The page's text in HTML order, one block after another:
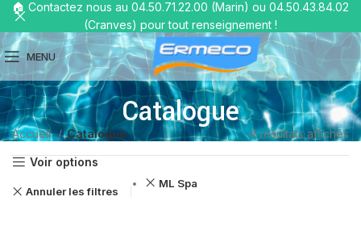
MENU
Catalogue
Accueil Catalogue 4 résultats affichés
Voir options
Annuler les filtres
ML Spa
🏠 Contactez nous au 04.50.71.22.00 (Marin) ou 04.50.43.84.02
(Cranves) pour tout renseignement !